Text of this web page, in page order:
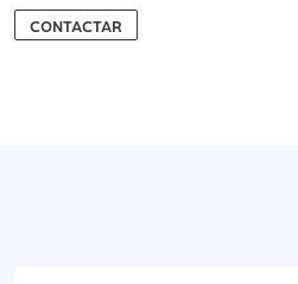
CONTACTAR